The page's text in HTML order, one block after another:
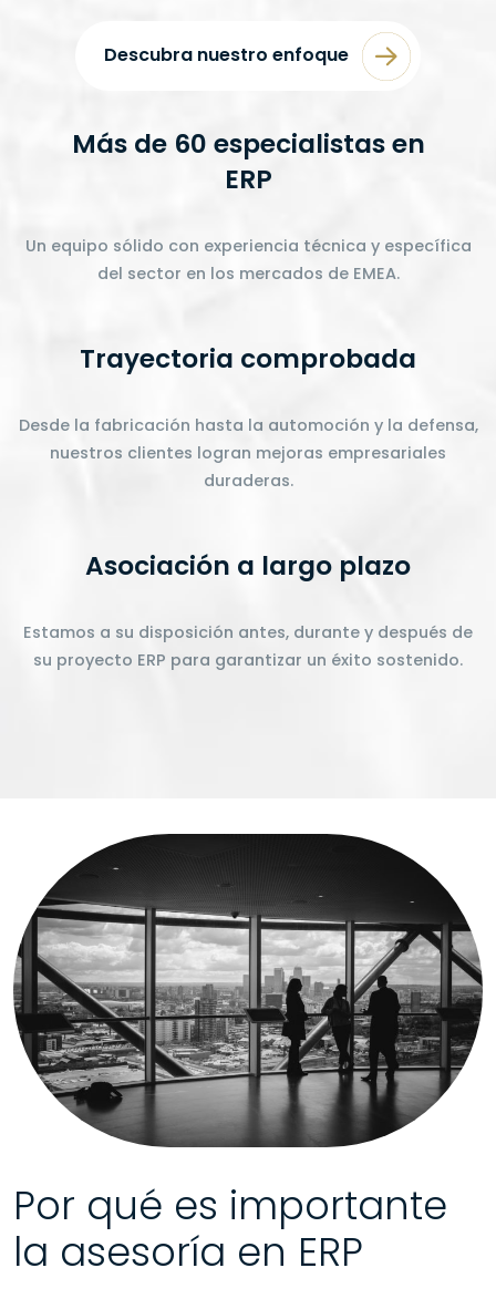
Descubra nuestro enfoque
Más de 60 especialistas en
ERP
Un equipo sólido con experiencia técnica y específica
del sector en los mercados de EMEA.
Trayectoria comprobada
Desde la fabricación hasta la automoción y la defensa,
nuestros clientes logran mejoras empresariales
duraderas.
Asociación a largo plazo
Estamos a su disposición antes, durante y después de
su proyecto ERP para garantizar un éxito sostenido.
Por qué es importante
la asesoría en ERP